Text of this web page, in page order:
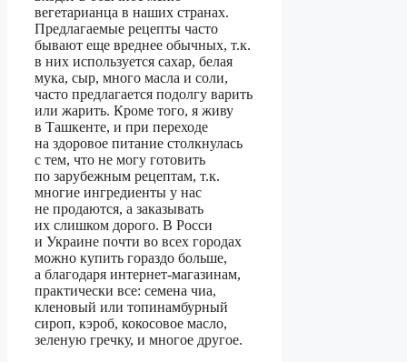
вегетарианца в наших странах.
Предлагаемые рецепты часто
бывают еще вреднее обычных, т.к.
в них используется сахар, белая
мука, сыр, много масла и соли,
часто предлагается подолгу варить
или жарить. Кроме того, я живу
в Ташкенте, и при переходе
на здоровое питание столкнулась
с тем, что не могу готовить
по зарубежным рецептам, т.к.
многие ингредиенты у нас
не продаются, а заказывать
их слишком дорого. В Росси
и Украине почти во всех городах
можно купить гораздо больше,
а благодаря интернет-магазинам,
практически все: семена чиа,
кленовый или топинамбурный
сироп, кэроб, кокосовое масло,
зеленую гречку, и многое другое.